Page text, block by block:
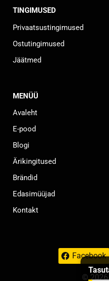
TINGIMUSED
Privaatsustingimused
Ostutingimused
Jäätmed
MENÜÜ
Avaleht
E-pood
Blogi
Ärikingitused
Brändid
Edasimüüjad
Kontakt
Facebook
©